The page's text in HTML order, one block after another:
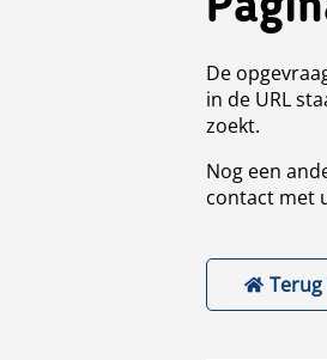
De
in de URL
zoekt.
Nog een
contact met